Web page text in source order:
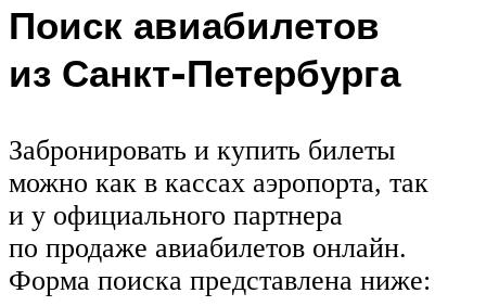
Поиск авиабилетов
из Санкт-Петербурга
Забронировать и купить билеты
можно как в кассах аэропорта, так
и у официального партнера
по продаже авиабилетов онлайн.
Форма поиска представлена ниже: